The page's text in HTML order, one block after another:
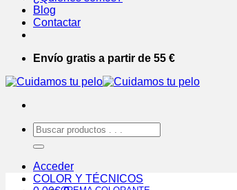
Blog
Contactar
Envío gratis a partir de 55 €
Buscar
por:
Acceder
COLOR Y TÉCNICOS